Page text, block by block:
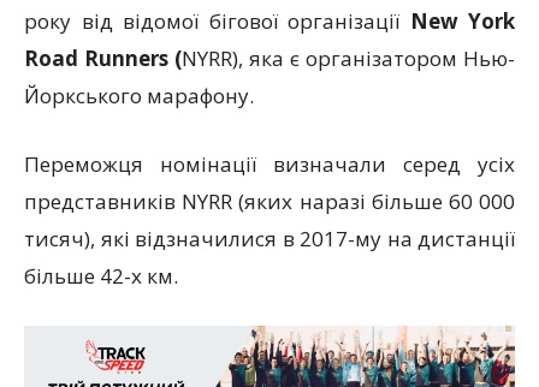
року від відомої бігової організації New York
Road Runners (NYRR), яка є організатором Нью-
Йоркського марафону.
Переможця номінації визначали серед усіх
представників NYRR (яких наразі більше 60 000
тисяч), які відзначилися в 2017-му на дистанції
більше 42-х км.